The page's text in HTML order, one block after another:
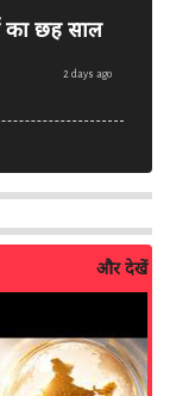
का छह साल
2 days ago
2 days ago
की सख्ती:और देखें